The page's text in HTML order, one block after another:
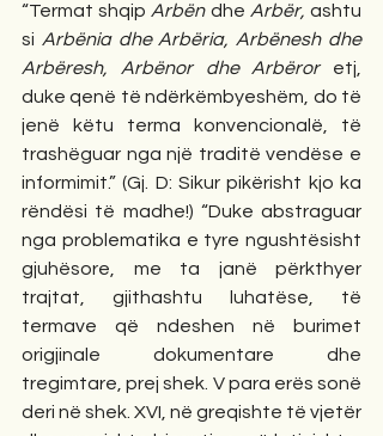
“Termat shqip Arbën dhe Arbër, ashtu
si Arbënia dhe Arbëria, Arbënesh dhe
Arbëresh, Arbënor dhe Arbëror etj,
duke qenë të ndërkëmbyeshëm, do të
jenë këtu terma konvencionalë, të
trashëguar nga një traditë vendëse e
informimit.” (Gj. D: Sikur pikërisht kjo ka
rëndësi të madhe!) “Duke abstraguar
nga problematika e tyre ngushtësisht
gjuhësore, me ta janë përkthyer
trajtat, gjithashtu luhatëse, të
termave që ndeshen në burimet
origjinale dokumentare dhe
tregimtare, prej shek. V para erës sonë
deri në shek. XVI, në greqishte të vjetër